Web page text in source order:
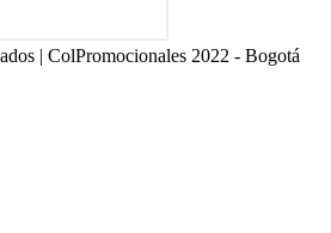
| ColPromocionales 2022 - Bogotá